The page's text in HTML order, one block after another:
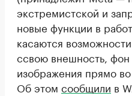
экстремистской и
новые функции в
касаются
ссвою внешность,
изображения прямо
Об этом сообщили в